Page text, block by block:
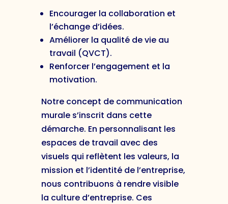
Encourager la collaboration et
l’échange d’idées.
Améliorer la qualité de vie au
travail (QVCT).
Renforcer l’engagement et la
motivation.
Notre concept de communication
murale s’inscrit dans cette
démarche. En personnalisant les
espaces de travail avec des
visuels qui reflètent les valeurs, la
mission et l’identité de l’entreprise,
nous contribuons à rendre visible
la culture d’entreprise. Ces